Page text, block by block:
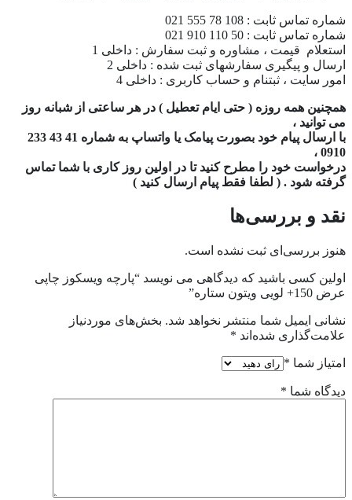
شماره تماس ثابت : 108 78 555 021
شماره تماس ثابت : 50 110 910 021
استعلام قیمت ، مشاوره و ثبت سفارش : داخلی 1
ارسال و پیگیری سفارشهای ثبت شده : داخلی 2
امور سایت ، ثبتنام و حساب کاربری : داخلی 4
همچنین همه روزه ( حتی ایام تعطیل ) در هر ساعتی از شبانه روز
می توانید ،
با ارسال پیام خود بصورت پیامک یا واتساپ به شماره 41 43 233
0910 ،
درخواست خود را مطرح کنید تا در اولین روز کاری با شما تماس
گرفته شود . ( لطفا فقط پیام ارسال کنید )
نقد و بررسی‌ها
هنوز بررسی‌ای ثبت نشده است.
اولین کسی باشید که دیدگاهی می نویسد “پارچه ویسکوز چاپی
عرض 150+ لویی ویتون ستاره”
نشانی ایمیل شما منتشر نخواهد شد. بخش‌های موردنیاز
علامت‌گذاری شده‌اند *
امتیاز شما *
دیدگاه شما *